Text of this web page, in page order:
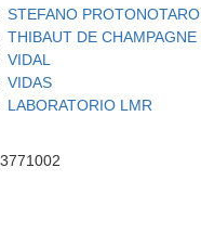
STEFANO PROTONOTARO
THIBAUT DE CHAMPAGNE
VIDAL
VIDAS
LABORATORIO LMR